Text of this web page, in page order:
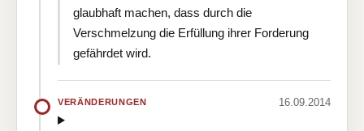
glaubhaft machen, dass durch die
Verschmelzung die Erfüllung ihrer Forderung
gefährdet wird.
VERÄNDERUNGEN 16.09.2014